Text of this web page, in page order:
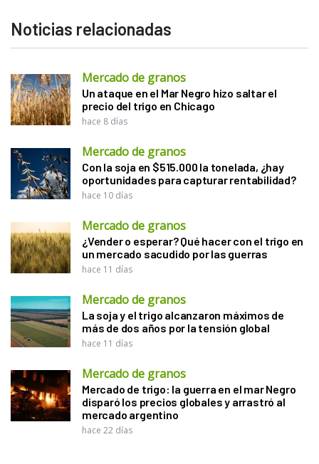
Noticias relacionadas
Mercado de granos
Un ataque en el Mar Negro hizo saltar el
precio del trigo en Chicago
hace 8 días
Mercado de granos
Con la soja en $515.000 la tonelada, ¿hay
oportunidades para capturar rentabilidad?
hace 10 días
Mercado de granos
¿Vender o esperar? Qué hacer con el trigo en
un mercado sacudido por las guerras
hace 11 días
Mercado de granos
La soja y el trigo alcanzaron máximos de
más de dos años por la tensión global
hace 11 días
Mercado de granos
Mercado de trigo: la guerra en el mar Negro
disparó los precios globales y arrastró al
mercado argentino
hace 22 días